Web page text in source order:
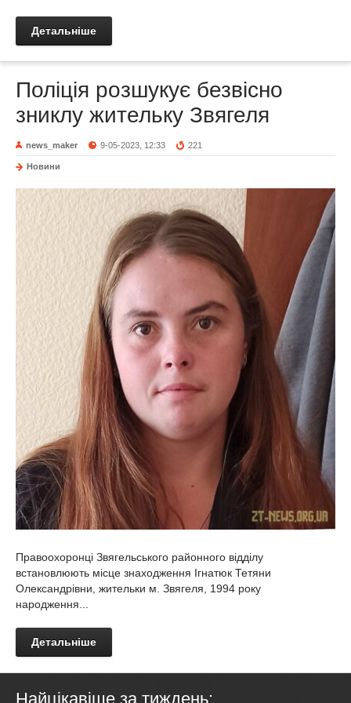
Детальніше
Поліція розшукує безвісно
зниклу жительку Звягеля
news_maker 9-05-2023, 12:33 221
Новини
Правоохоронці Звягельського районного відділу
встановлюють місце знаходження Ігнатюк Тетяни
Олександрівни, жительки м. Звягеля, 1994 року
народження...
Детальніше
Найцікавіше за тиждень: